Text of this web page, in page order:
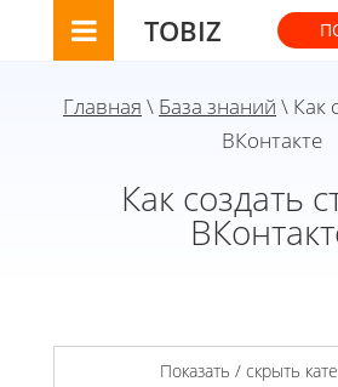
TOBIZ
Главная \ База знаний \ Как
ВКонтакте
Как создать
Показать / скрыть